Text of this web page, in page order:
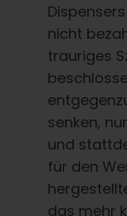
nicht
trauriges
senken,
und
für den
das mehr